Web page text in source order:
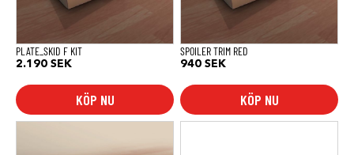
PLATE_SKID F KIT
2.190 SEK
KÖP NU
SPOILER TRIM RED
940 SEK
KÖP NU